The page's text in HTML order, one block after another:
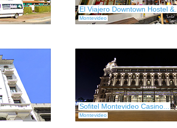
El Viajero Downtown Hostel &...
Montevideo
Sofitel Montevideo Casino...
Montevideo